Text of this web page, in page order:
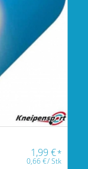
1,99€*
0,66€/Stk